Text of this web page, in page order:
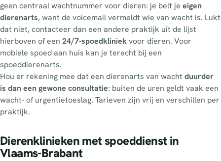
geen centraal wachtnummer voor dieren: je belt je eigen
dierenarts, want de voicemail vermeldt wie van wacht is. Lukt
dat niet, contacteer dan een andere praktijk uit de lijst
hierboven of een 24/7-spoedkliniekvoor dieren. Voor
mobiele spoed aan huis kan je terecht bij een
spoeddierenarts.
Hou er rekening mee dat een dierenarts van wacht duurder
is dan een gewone consultatie: buiten de uren geldt vaak een
wacht- of urgentietoeslag. Tarieven zijn vrij en verschillen per
praktijk.
Dierenklinieken met spoeddienst in
Vlaams-Brabant